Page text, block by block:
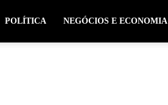
POLÍTICA NEGÓCIOS E ECONOMIA